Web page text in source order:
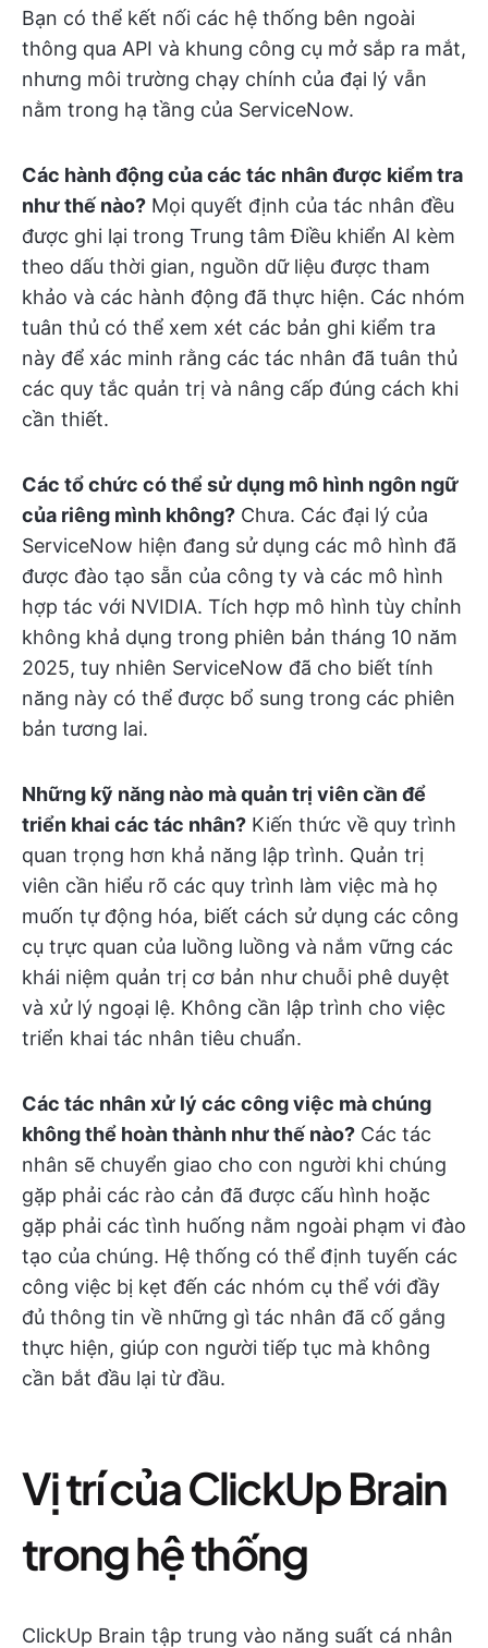
Bạn có thể kết nối các hệ thống bên ngoài
thông qua API và khung công cụ mở sắp ra mắt,
nhưng môi trường chạy chính của đại lý vẫn
nằm trong hạ tầng của ServiceNow.
Các hành động của các tác nhân được kiểm tra
như thế nào? Mọi quyết định của tác nhân đều
được ghi lại trong Trung tâm Điều khiển AI kèm
theo dấu thời gian, nguồn dữ liệu được tham
khảo và các hành động đã thực hiện. Các nhóm
tuân thủ có thể xem xét các bản ghi kiểm tra
này để xác minh rằng các tác nhân đã tuân thủ
các quy tắc quản trị và nâng cấp đúng cách khi
cần thiết.
Các tổ chức có thể sử dụng mô hình ngôn ngữ
của riêng mình không? Chưa. Các đại lý của
ServiceNow hiện đang sử dụng các mô hình đã
được đào tạo sẵn của công ty và các mô hình
hợp tác với NVIDIA. Tích hợp mô hình tùy chỉnh
không khả dụng trong phiên bản tháng 10 năm
2025, tuy nhiên ServiceNow đã cho biết tính
năng này có thể được bổ sung trong các phiên
bản tương lai.
Những kỹ năng nào mà quản trị viên cần để
triển khai các tác nhân? Kiến thức về quy trình
quan trọng hơn khả năng lập trình. Quản trị
viên cần hiểu rõ các quy trình làm việc mà họ
muốn tự động hóa, biết cách sử dụng các công
cụ trực quan của luồng luồng và nắm vững các
khái niệm quản trị cơ bản như chuỗi phê duyệt
và xử lý ngoại lệ. Không cần lập trình cho việc
triển khai tác nhân tiêu chuẩn.
Các tác nhân xử lý các công việc mà chúng
không thể hoàn thành như thế nào? Các tác
nhân sẽ chuyển giao cho con người khi chúng
gặp phải các rào cản đã được cấu hình hoặc
gặp phải các tình huống nằm ngoài phạm vi đào
tạo của chúng. Hệ thống có thể định tuyến các
công việc bị kẹt đến các nhóm cụ thể với đầy
đủ thông tin về những gì tác nhân đã cố gắng
thực hiện, giúp con người tiếp tục mà không
cần bắt đầu lại từ đầu.
Vị trí của ClickUp Brain
trong hệ thống
ClickUp Brain tập trung vào năng suất cá nhân